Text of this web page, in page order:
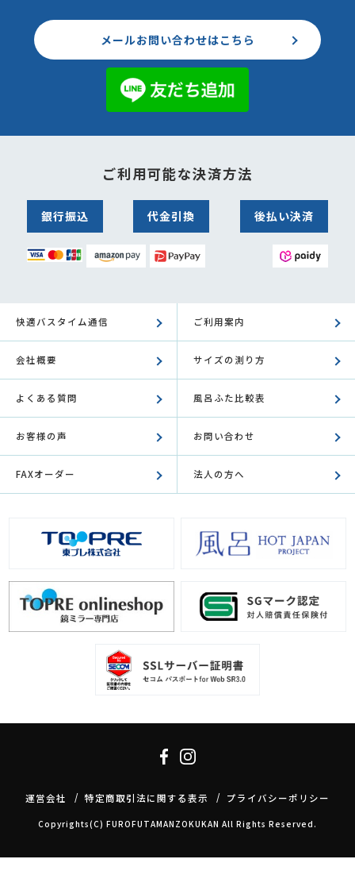
メールお問い合わせはこちら
ご利用可能な決済方法
銀行振込 代金引換 後払い決済
快適バスタイム通信 ご利用案内
会社概要 サイズの測り方
よくある質問 風呂ふた比較表
お客様の声 お問い合わせ
FAXオーダー 法人の方へ
運営会社 特定商取引法に関する表示 プライバシーポリシー
Copyrights(C) FUROFUTAMANZOKUKAN All Rights Reserved.